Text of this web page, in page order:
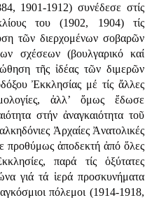
1901-1912) συνέδεσε στίς
του (1902, 1904) τίς
τῶν διερχομένων σοβαρῶν
σχέσεων (βουλγαρικό καί
τῆς ἰδέας τῶν διμερῶν
Ἐκκλησίας μέ τίς ἄλλες
ἀλλ’ ὅμως ἔδωσε
στήν ἀναγκαιότητα τοῦ
Ἀρχαίες Ἀνατολικές
προθύμως ἀποδεκτή ἀπό ὅλες
παρά τίς ὁξύτατες
γιά τά ἱερά προσκυνήματα
πόλεμοι (1914-1918,